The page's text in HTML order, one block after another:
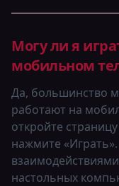
Могу ли я
мобильном
Да, большинство
работают на
откройте
нажмите
настольных